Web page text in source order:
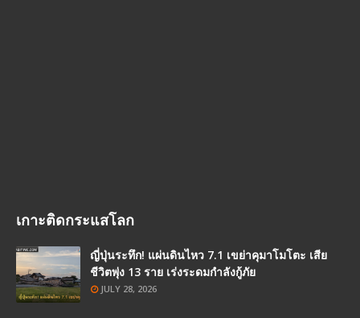
เกาะติดกระแสโลก
ญี่ปุ่นระทึก! แผ่นดินไหว 7.1 เขย่าคุมาโมโตะ เสีย
ชีวิตพุ่ง 13 ราย เร่งระดมกำลังกู้ภัย
JULY 28, 2026